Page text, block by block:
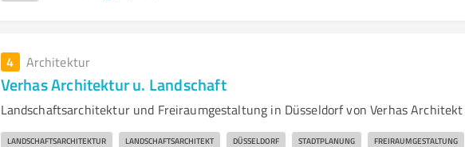
4 Architektur
Verhas Architektur u. Landschaft
Landschaftsarchitektur und Freiraumgestaltung in Düsseldorf von Verhas Architekt
LANDSCHAFTSARCHITEKTUR LANDSCHAFTSARCHITEKT DÜSSELDORF STADTPLANUNG FREIRAUMGESTALTUNG